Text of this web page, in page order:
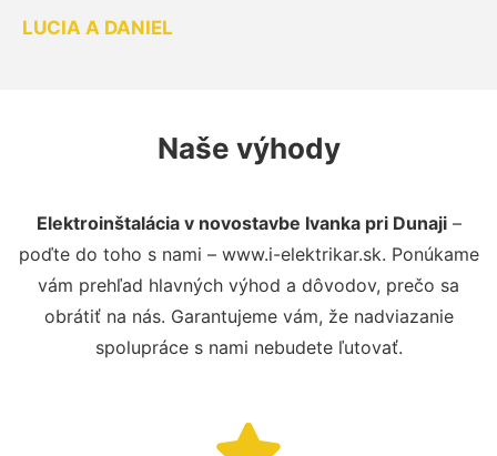
LUCIA A DANIEL
Naše výhody
Elektroinštalácia v novostavbe Ivanka pri Dunaji–
poďte do toho s nami – www.i-elektrikar.sk. Ponúkame
vám prehľad hlavných výhod a dôvodov, prečo sa
obrátiť na nás. Garantujeme vám, že nadviazanie
spolupráce s nami nebudete ľutovať.